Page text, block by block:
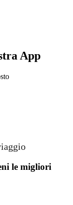
App
le migliori